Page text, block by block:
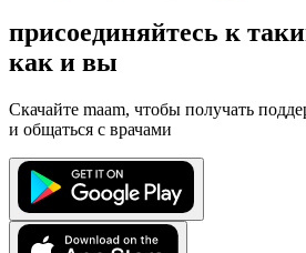
присоединяйтесь к
как и вы
Скачайте maam, чтобы получать
и общаться с врачами